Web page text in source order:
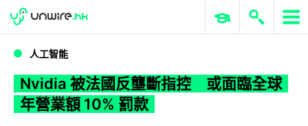
WWDC 2026 ERP 與商業 AI
人工智能
Nvidia 被法國反壟斷指控 或面臨全球
年營業額 10% 罰款